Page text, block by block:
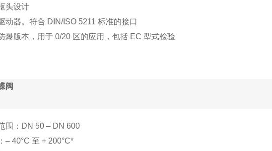
头设计
动器。符合 DIN/ISO 5211 标准的接口
爆版本，用于 0/20 区的应用，包括 EC 型式检验
阀
围：DN 50 – DN 600
– 40°C 至 + 200°C*